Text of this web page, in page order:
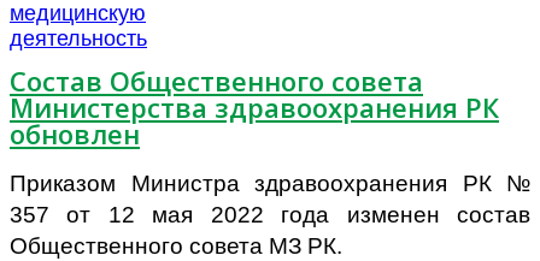
Состав Общественного совета
Министерства здравоохранения РК
обновлен
Приказом Министра здравоохранения РК №
357 от 12 мая 2022 года изменен состав
Общественного совета МЗ РК.